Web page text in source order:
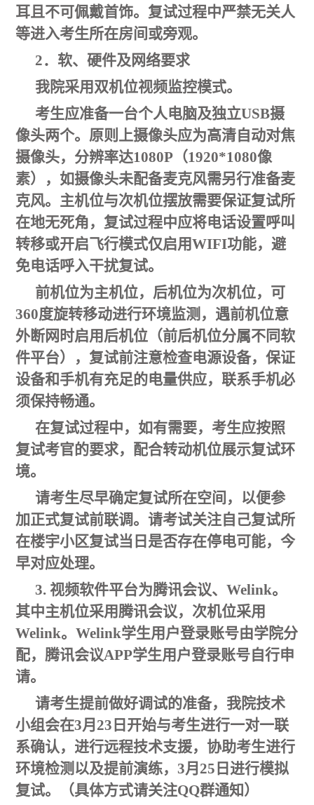
耳且不可佩戴首饰。复试过程中严禁无关人
等进入考生所在房间或旁观。
2．软、硬件及网络要求
我院采用双机位视频监控模式。
考生应准备一台个人电脑及独立USB摄
像头两个。原则上摄像头应为高清自动对焦
摄像头，分辨率达1080P（1920*1080像
素），如摄像头未配备麦克风需另行准备麦
克风。主机位与次机位摆放需要保证复试所
在地无死角，复试过程中应将电话设置呼叫
转移或开启飞行模式仅启用WIFI功能，避
免电话呼入干扰复试。
前机位为主机位，后机位为次机位，可
360度旋转移动进行环境监测，遇前机位意
外断网时启用后机位（前后机位分属不同软
件平台），复试前注意检查电源设备，保证
设备和手机有充足的电量供应，联系手机必
须保持畅通。
在复试过程中，如有需要，考生应按照
复试考官的要求，配合转动机位展示复试环
境。
请考生尽早确定复试所在空间，以便参
加正式复试前联调。请考试关注自己复试所
在楼宇小区复试当日是否存在停电可能，今
早对应处理。
3. 视频软件平台为腾讯会议、Welink。
其中主机位采用腾讯会议，次机位采用
Welink。Welink学生用户登录账号由学院分
配，腾讯会议APP学生用户登录账号自行申
请。
请考生提前做好调试的准备，我院技术
小组会在3月 23 日 开始与考生进行一对一联
系确认，进行远程技术支援，协助考生进行
环境检测以及提前演练，3月 25 日进行模拟
复试。（具体方式请关注QQ群通知）